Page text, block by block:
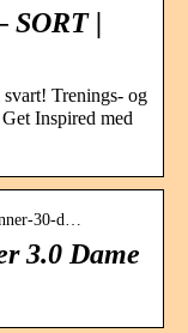
|
Trenings- og
Inspired med
30-d…
3.0 Dame